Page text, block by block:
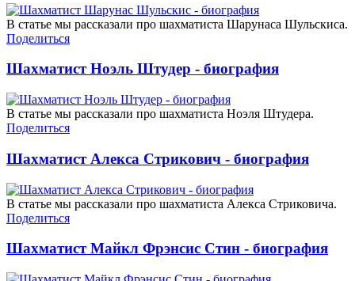
В статье мы рассказали про шахматиста Шарунаса Шульскиса.
Поделиться
Шахматист Ноэль Штудер - биография
В статье мы рассказали про шахматиста Ноэля Штудера.
Поделиться
Шахматист Алекса Стрикович - биография
В статье мы рассказали про шахматиста Алекса Стриковича.
Поделиться
Шахматист Майкл Фрэнсис Стин - биография